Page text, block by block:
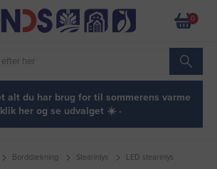
0
alt du har brug for til sommerens varme
her og se udvalget ☀️ ·
Borddækning Stearinlys LED stearinlys